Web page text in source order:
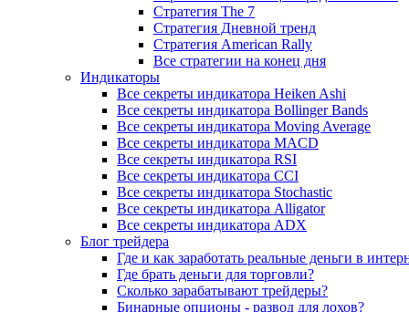
Стратегия The 7
Стратегия Дневной тренд
Стратегия American Rally
Все стратегии на конец дня
Индикаторы
Все секреты индикатора Heiken Ashi
Все секреты индикатора Bollinger Bands
Все секреты индикатора Moving Average
Все секреты индикатора MACD
Все секреты индикатора RSI
Все секреты индикатора CCI
Все секреты индикатора Stochastic
Все секреты индикатора Alligator
Все секреты индикатора ADX
Блог трейдера
Где и как заработать реальные деньги в
Где брать деньги для торговли?
Сколько зарабатывают трейдеры?
Бинарные опционы - развод для лохов?